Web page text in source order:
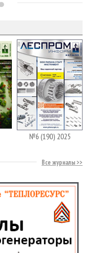
№6 (190) 2025
Все журналы